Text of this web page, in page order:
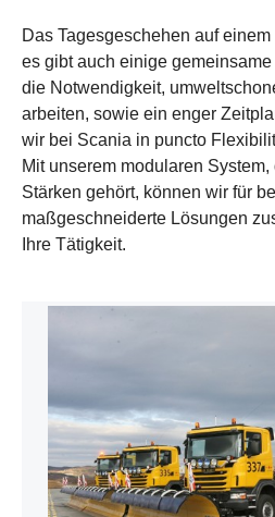
Das Tagesgeschehen auf
es gibt auch einige
die Notwendigkeit,
arbeiten, sowie ein enger
wir bei Scania in puncto
Mit unserem modularen
Stärken gehört, können wir für
maßgeschneiderte Lösungen
Ihre Tätigkeit.